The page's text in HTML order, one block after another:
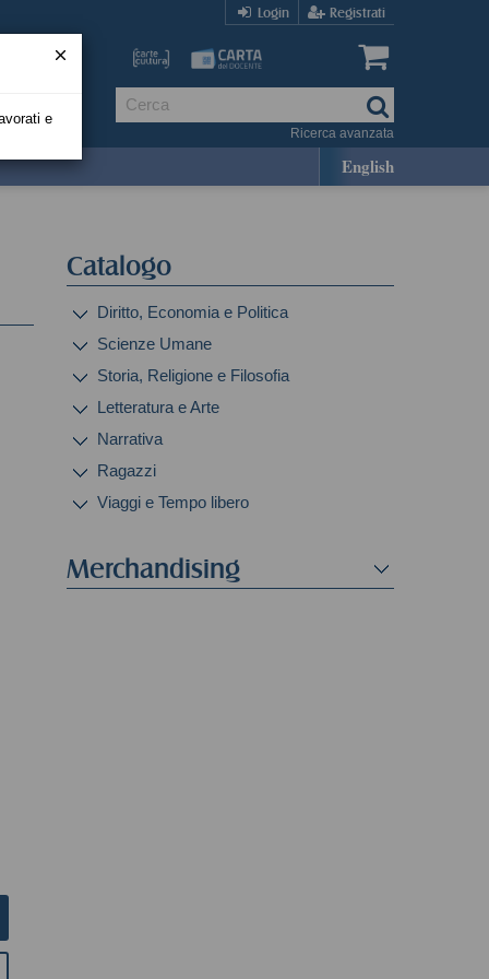
Login Registrati
Ricerca avanzata
English
Catalogo
Diritto, Economia e Politica
Scienze Umane
Storia, Religione e Filosofia
Letteratura e Arte
Narrativa
Ragazzi
Viaggi e Tempo libero
Merchandising
e